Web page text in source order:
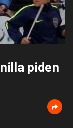
piden